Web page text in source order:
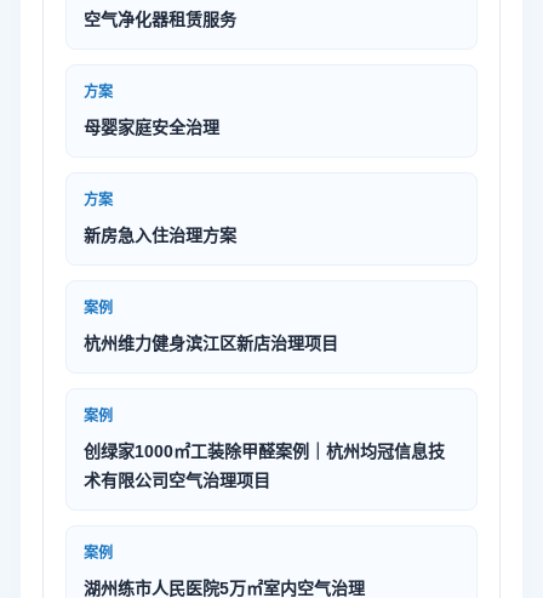
空气净化器租赁服务
方案
母婴家庭安全治理
方案
新房急入住治理方案
案例
杭州维力健身滨江区新店治理项目
案例
创绿家1000㎡工装除甲醛案例｜杭州均冠信息技
术有限公司空气治理项目
案例
湖州练市人民医院5万㎡室内空气治理